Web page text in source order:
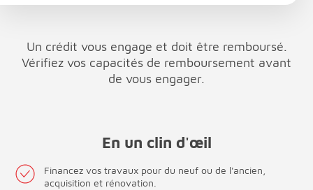
Un crédit vous engage et doit être remboursé.
Vérifiez vos capacités de remboursement avant
de vous engager.
En un clin d'œil
Financez vos travaux pour du neuf ou de l'ancien,
acquisition et rénovation.